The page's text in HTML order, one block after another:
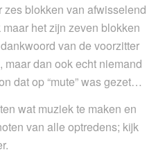
blokken van afwisselend
het zijn zeven blokken
van de voorzitter
dan ook echt niemand
dat op “mute” was gezet…
wat muziek te maken en
van alle optredens; kijk